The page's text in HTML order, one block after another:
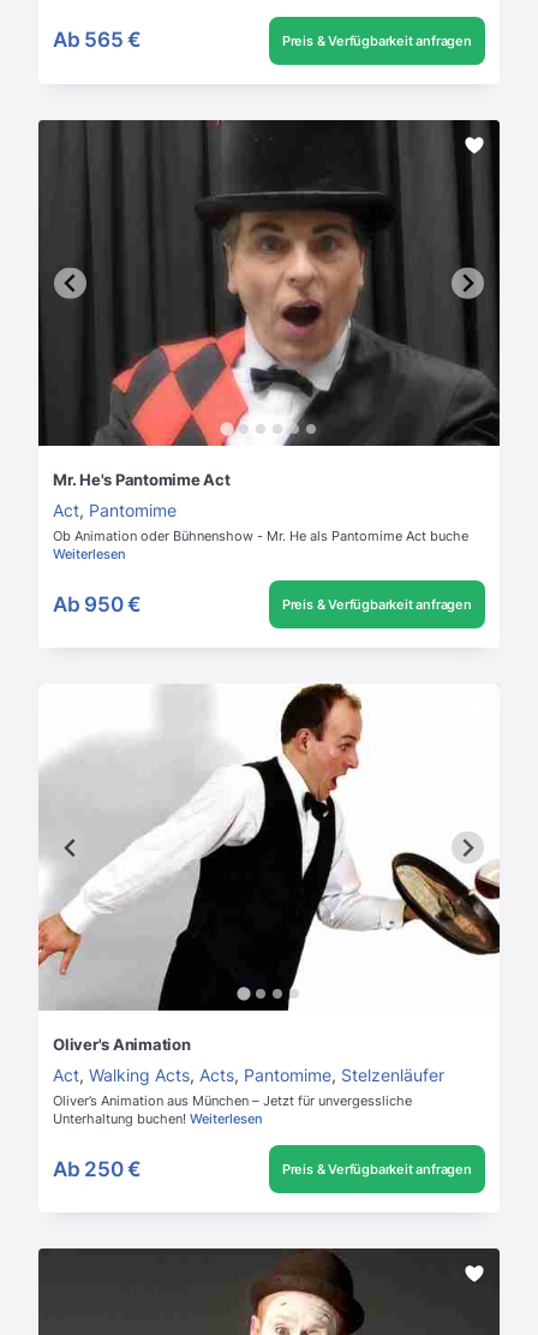
Ab 565 € Preis & Verfügbarkeit anfragen
Mr. He's Pantomime Act
Act, Pantomime
Ob Animation oder Bühnenshow - Mr. He als Pantomime Act buche
Weiterlesen
Ab 950 € Preis & Verfügbarkeit anfragen
Oliver's Animation
Act, Walking Acts, Acts, Pantomime, Stelzenläufer
Oliver’s Animation aus München – Jetzt für unvergessliche
Unterhaltung buchen! Weiterlesen
Ab 250 € Preis & Verfügbarkeit anfragen